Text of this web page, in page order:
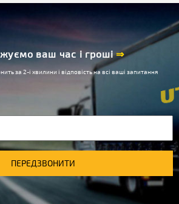
ваш час і гроші⇒
за 2-і хвилини і відповість на всі ваші запитання
ПЕРЕДЗВОНИТИ